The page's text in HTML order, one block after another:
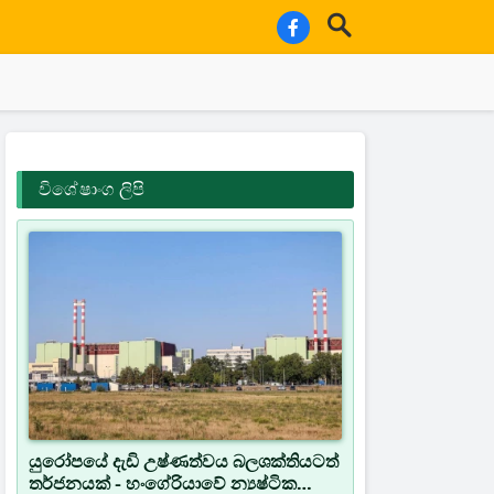
විශේෂාංග ලිපි
යුරෝපයේ දැඩි උෂ්ණත්වය බලශක්තියටත්
තර්ජනයක් - හංගේරියාවේ න්‍යෂ්ටික